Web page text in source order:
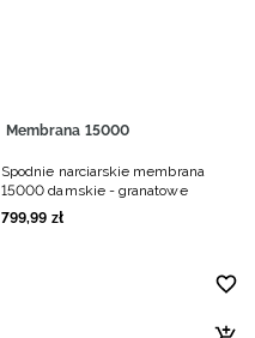
Membrana 15000
Spodnie narciarskie membrana
15000 damskie - granatowe
799,99 zł